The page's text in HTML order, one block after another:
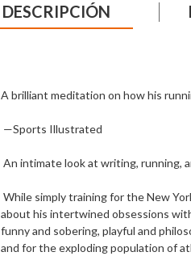
DESCRIPCIÓN
A brilliant meditation on how his
—Sports Illustrated
An intimate look at writing, running,
While simply training for the New York City Marathon would be enough for most people, Haruki Murakami's decided to write about it as well. The result is a beautiful memoir
about his intertwined obsessions
funny and sobering, playful and
and for the exploding population of